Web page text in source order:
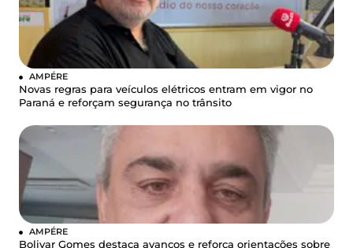
AMPÉRE
Novas regras para veículos elétricos entram em vigor no
Paraná e reforçam segurança no trânsito
AMPÉRE
Bolivar Gomes destaca avanços e reforça orientações sobre